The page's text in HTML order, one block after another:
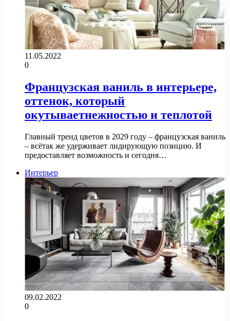
11.05.2022
0
Французская ваниль в интерьере,
оттенок, который
окутываетнежностью и теплотой
Главный тренд цветов в 2029 году – французская ваниль
– всётак же удерживает лидирующую позицию. И
предоставляет возможность и сегодня…
Интерьер
09.02.2022
0